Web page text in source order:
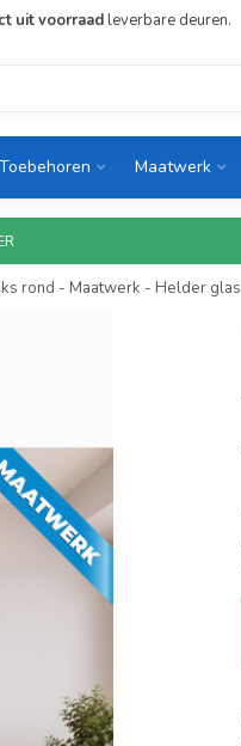
uit voorraadleverbare deuren.
Toebehoren Maatwerk
rond - Maatwerk - Helder glas